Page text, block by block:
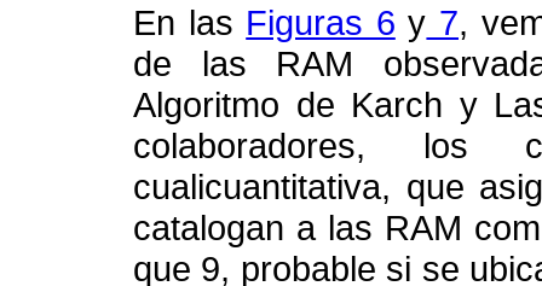
En las Figuras 6 y 7,
de las RAM
Algoritmo de Karch y
colaboradores, los
cualicuantitativa, que
catalogan a las RAM
que 9, probable si se